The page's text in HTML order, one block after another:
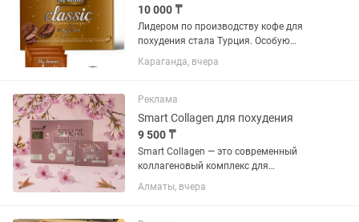
10 000 ₸
Лидером по производству кофе для
похудения стала Турция. Особую
популярность завоевали напитки под
брендами Catalina, SLT Slim Lux, Best
пакетики с растворимым...
Караганда, вчера
Реклама
Smart Collagen для похудения
9 500 ₸
Smart Collagen — это современный
коллагеновый комплекс для
поддержания красоты и здоровья.
Формула содержит гидролизованный
Алматы, вчера